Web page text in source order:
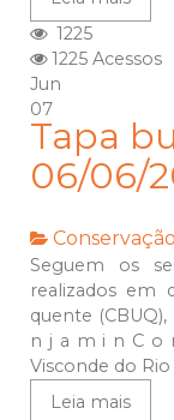
1225
1225 Acessos
Jun
07
Tapa
06/06/
Conservação
Seguem os
realizados em
quente
n j a m i n C o
Visconde do Rio
Leia mais